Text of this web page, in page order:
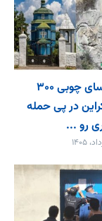
تخریب کلیسای چوبی ۳۰۰
در پی حمله
رو ...